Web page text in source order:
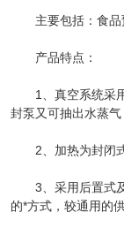
主要包括：食品预
产品特点：
1、真空系统采用
封泵又可抽出水蒸
2、加热为封闭式
3、采用后置式及
的*方式，较通用的